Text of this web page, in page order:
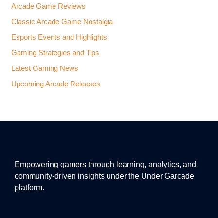
Arcade Game Reviews
Classic Arcade Game Nostalgia
Esports Events and Highlights
Gaming Strategies and Tips
Latest Gaming News
Upcoming Arcade Releases
Empowering gamers through learning, analytics, and
community-driven insights under the Under Garcade
platform.